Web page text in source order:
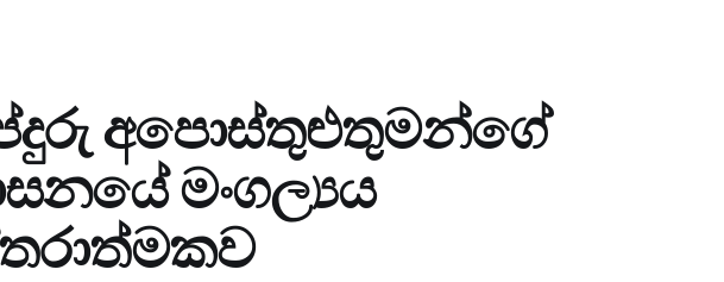
අපොස්තුළුතුමන්ගේ
මංගල්‍යය